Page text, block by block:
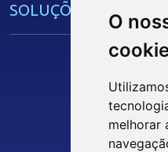
O
melhorar
SOLUÇÕES E
Núcleo de Acesso ao Crédito
Centro Internacional de
Siga